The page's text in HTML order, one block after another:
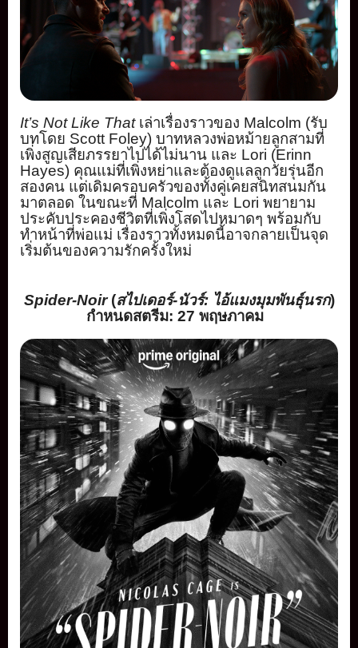
It’s Not Like That เล่าเรื่องราวของ Malcolm (รับ
บทโดย Scott Foley) บาทหลวงพ่อหม้ายลูกสามที่
เพิ่งสูญเสียภรรยาไปได้ไม่นาน และ Lori (Erinn
Hayes) คุณแม่ที่เพิ่งหย่าและต้องดูแลลูกวัยรุ่นอีก
สองคน แต่เดิมครอบครัวของทั้งคู่เคยสนิทสนมกัน
มาตลอด ในขณะที่ Malcolm และ Lori พยายาม
ประคับประคองชีวิตที่เพิ่งโสดไปหมาดๆ พร้อมกับ
ทำหน้าที่พ่อแม่ เรื่องราวทั้งหมดนี้อาจกลายเป็นจุด
เริ่มต้นของความรักครั้งใหม่
Spider-Noir(สไปเดอร์-นัวร์: ไอ้แมงมุมพันธุ์นรก)
กำหนดสตรีม: 27 พฤษภาคม